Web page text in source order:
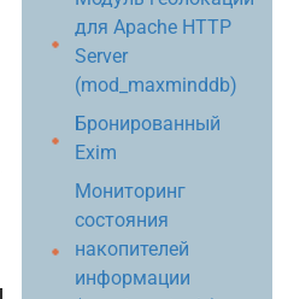
для Apache HTTP
Server
(mod_maxminddb)
Бронированный
Exim
Мониторинг
состояния
накопителей
информации